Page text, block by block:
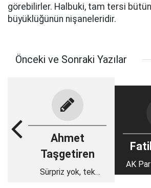
görebilirler. Halbuki, tam tersi
büyüklüğünün nişaneleridir.
Önceki ve Sonraki Yazılar
Ahmet
Taşgetiren
Sürpriz yok, tek
AK